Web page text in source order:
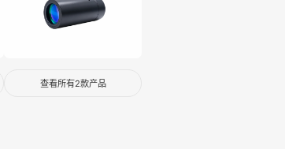
查看所有2款产品